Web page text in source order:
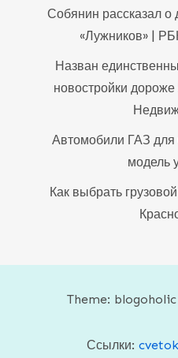
Собянин рассказал
«Лужников» |
Назван
новостройки
Автомобили ГАЗ для
модель
Как выбрать
Theme:
Ссылки: